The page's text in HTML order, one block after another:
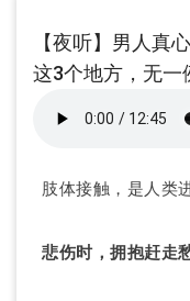
【夜听】男人真
这3个地方，无一
肢体接触，是人类
悲伤时，拥抱赶走